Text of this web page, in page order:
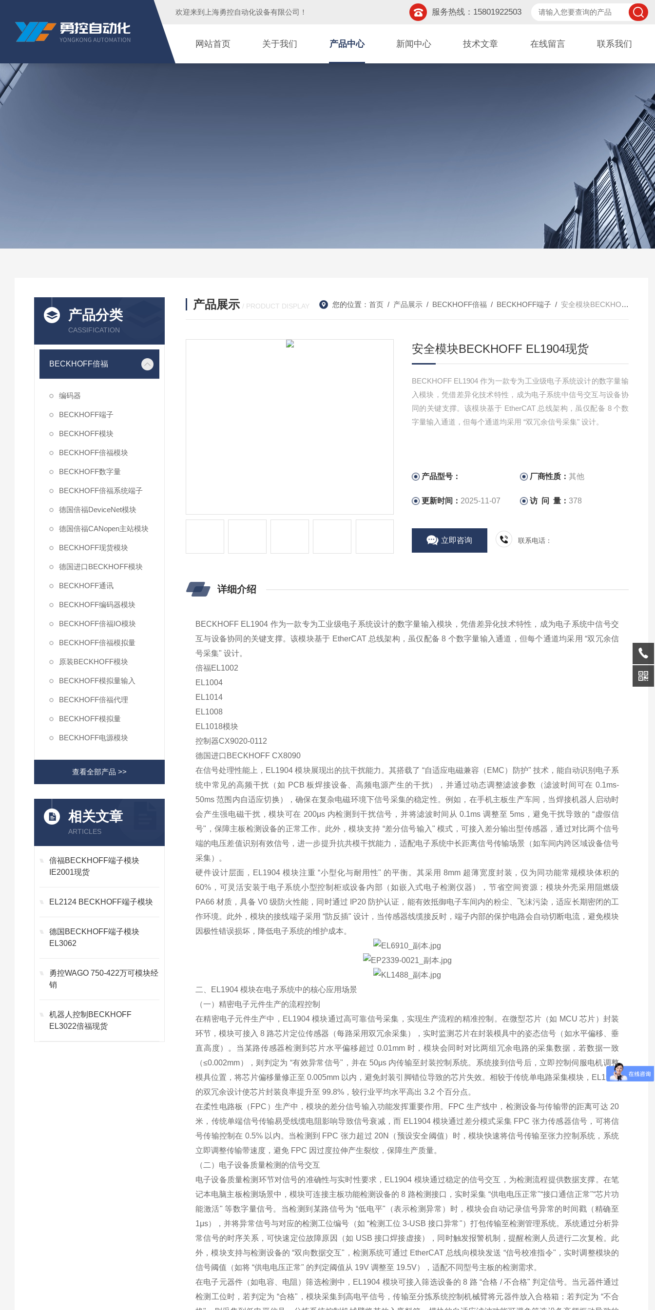
欢迎来到 上海勇控自动化设备有限公司 ！ 服务热线：15801922503
网站首页 关于我们 产品中心 新闻中心 技术文章 在线留言 联系我们
产品分类
CASSIFICATION
BECKHOFF倍福
编码器
BECKHOFF端子
BECKHOFF模块
BECKHOFF倍福模块
BECKHOFF数字量
BECKHOFF倍福系统端子
德国倍福DeviceNet模块
德国倍福CANopen主站模块
BECKHOFF现货模块
德国进口BECKHOFF模块
BECKHOFF通讯
BECKHOFF编码器模块
BECKHOFF倍福IO模块
BECKHOFF倍福模拟量
原装BECKHOFF模块
BECKHOFF模拟量输入
BECKHOFF倍福代理
BECKHOFF模拟量
BECKHOFF电源模块
查看全部产品 >>
相关文章
ARTICLES
倍福BECKHOFF端子模块
IE2001现货
EL2124 BECKHOFF端子模块
德国BECKHOFF端子模块
EL3062
勇控WAGO 750-422万可模块经
销
机器人控制BECKHOFF
EL3022倍福现货
产品展示 / PRODUCT DISPLAY 您的位置： 首页/ 产品展示/ BECKHOFF倍福 / BECKHOFF端子/ 安全模块BECKHOFF EL1904现货
安全模块BECKHOFF EL1904现货
BECKHOFF EL1904 作为一款专为工业级电子系统设计的数字量输
入模块，凭借差异化技术特性，成为电子系统中信号交互与设备协
同的关键支撑。该模块基于 EtherCAT 总线架构，虽仅配备 8 个数
字量输入通道，但每个通道均采用 “双冗余信号采集" 设计。
产品型号： 厂商性质：其他
更新时间： 2025-11-07 访 问 量：378
立即咨询 联系电话：
详细介绍
BECKHOFF EL1904 作为一款专为工业级电子系统设计的数字量输入模块，凭借差异化技术特性，成为电子系统中信号交
互与设备协同的关键支撑。该模块基于 EtherCAT 总线架构，虽仅配备 8 个数字量输入通道，但每个通道均采用 “双冗余信
号采集" 设计。
倍福EL1002
EL1004
EL1014
EL1008
EL1018模块
控制器CX9020-0112
德国进口BECKHOFF CX8090
在信号处理性能上，EL1904 模块展现出的抗干扰能力。其搭载了 “自适应电磁兼容（EMC）防护" 技术，能自动识别电子系
统中常见的高频干扰（如 PCB 板焊接设备、高频电源产生的干扰），并通过动态调整滤波参数（滤波时间可在 0.1ms-
50ms 范围内自适应切换），确保在复杂电磁环境下信号采集的稳定性。例如，在手机主板生产车间，当焊接机器人启动时
会产生强电磁干扰，模块可在 200μs 内检测到干扰信号，并将滤波时间从 0.1ms 调整至 5ms，避免干扰导致的 “虚假信
号"，保障主板检测设备的正常工作。此外，模块支持 “差分信号输入" 模式，可接入差分输出型传感器，通过对比两个信号
端的电压差值识别有效信号，进一步提升抗共模干扰能力，适配电子系统中长距离信号传输场景（如车间内跨区域设备信号
采集）。
硬件设计层面，EL1904 模块注重 “小型化与耐用性" 的平衡。其采用 8mm 超薄宽度封装，仅为同功能常规模块体积的
60%，可灵活安装于电子系统小型控制柜或设备内部（如嵌入式电子检测仪器），节省空间资源；模块外壳采用阻燃级
PA66 材质，具备 V0 级防火性能，同时通过 IP20 防护认证，能有效抵御电子车间内的粉尘、飞沫污染，适应长期密闭的工
作环境。此外，模块的接线端子采用 “防反插" 设计，当传感器线缆接反时，端子内部的保护电路会自动切断电流，避免模块
因极性错误损坏，降低电子系统的维护成本。
二、EL1904 模块在电子系统中的核心应用场景
（一）精密电子元件生产的流程控制
在精密电子元件生产中，EL1904 模块通过高可靠信号采集，实现生产流程的精准控制。在微型芯片（如 MCU 芯片）封装
环节，模块可接入 8 路芯片定位传感器（每路采用双冗余采集），实时监测芯片在封装模具中的姿态信号（如水平偏移、垂
直高度）。当某路传感器检测到芯片水平偏移超过 0.01mm 时，模块会同时对比两组冗余电路的采集数据，若数据一致
（≤0.002mm），则判定为 “有效异常信号"，并在 50μs 内传输至封装控制系统。系统接到信号后，立即控制伺服电机调整
模具位置，将芯片偏移量修正至 0.005mm 以内，避免封装引脚错位导致的芯片失效。相较于传统单电路采集模块，EL1904
的双冗余设计使芯片封装良率提升至 99.8%，较行业平均水平高出 3.2 个百分点。
在柔性电路板（FPC）生产中，模块的差分信号输入功能发挥重要作用。FPC 生产线中，检测设备与传输带的距离可达 20
米，传统单端信号传输易受线缆电阻影响导致信号衰减，而 EL1904 模块通过差分模式采集 FPC 张力传感器信号，可将信
号传输控制在 0.5% 以内。当检测到 FPC 张力超过 20N（预设安全阈值）时，模块快速将信号传输至张力控制系统，系统
立即调整传输带速度，避免 FPC 因过度拉伸产生裂纹，保障生产质量。
（二）电子设备质量检测的信号交互
电子设备质量检测环节对信号的准确性与实时性要求，EL1904 模块通过稳定的信号交互，为检测流程提供数据支撑。在笔
记本电脑主板检测场景中，模块可连接主板功能检测设备的 8 路检测接口，实时采集 “供电电压正常"“接口通信正常"“芯片功
能激活" 等数字量信号。当检测到某路信号为 “低电平"（表示检测异常）时，模块会自动记录信号异常的时间戳（精确至
1μs），并将异常信号与对应的检测工位编号（如 “检测工位 3-USB 接口异常"）打包传输至检测管理系统。系统通过分析异
常信号的时序关系，可快速定位故障原因（如 USB 接口焊接虚接），同时触发报警机制，提醒检测人员进行二次复检。此
外，模块支持与检测设备的 “双向数据交互"，检测系统可通过 EtherCAT 总线向模块发送 “信号校准指令"，实时调整模块的
信号阈值（如将 “供电电压正常" 的判定阈值从 19V 调整至 19.5V），适配不同型号主板的检测需求。
在电子元器件（如电容、电阻）筛选检测中，EL1904 模块可接入筛选设备的 8 路 “合格 / 不合格" 判定信号。当元器件通过
检测工位时，若判定为 “合格"，模块采集到高电平信号，传输至分拣系统控制机械臂将元器件放入合格箱；若判定为 “不合